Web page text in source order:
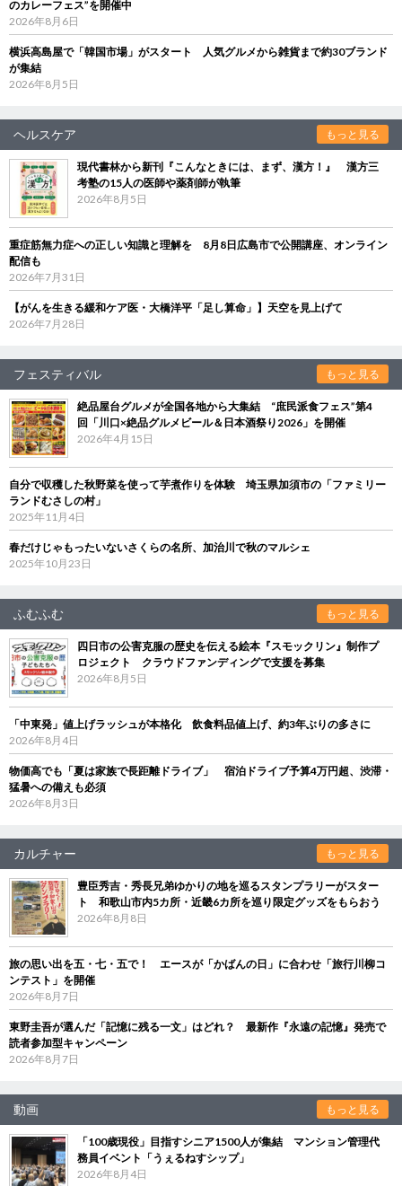
のカレーフェス”を開催中
2026年8月6日
横浜高島屋で「韓国市場」がスタート 人気グルメから雑貨まで約30ブランド
が集結
2026年8月5日
ヘルスケア もっと見る
現代書林から新刊『こんなときには、まず、漢方！』 漢方三
考塾の15人の医師や薬剤師が執筆
2026年8月5日
重症筋無力症への正しい知識と理解を 8月8日広島市で公開講座、オンライン
配信も
2026年7月31日
【がんを生きる緩和ケア医・大橋洋平「足し算命」】天空を見上げて
2026年7月28日
フェスティバル もっと見る
絶品屋台グルメが全国各地から大集結 “庶民派食フェス”第4
回「川口×絶品グルメビール＆日本酒祭り2026」を開催
2026年4月15日
自分で収穫した秋野菜を使って芋煮作りを体験 埼玉県加須市の「ファミリー
ランドむさしの村」
2025年11月4日
春だけじゃもったいないさくらの名所、加治川で秋のマルシェ
2025年10月23日
ふむふむ もっと見る
四日市の公害克服の歴史を伝える絵本『スモックリン』制作プ
ロジェクト クラウドファンディングで支援を募集
2026年8月5日
「中東発」値上げラッシュが本格化 飲食料品値上げ、約3年ぶりの多さに
2026年8月4日
物価高でも「夏は家族で長距離ドライブ」 宿泊ドライブ予算4万円超、渋滞・
猛暑への備えも必須
2026年8月3日
カルチャー もっと見る
豊臣秀吉・秀長兄弟ゆかりの地を巡るスタンプラリーがスター
ト 和歌山市内5カ所・近畿6カ所を巡り限定グッズをもらおう
2026年8月8日
旅の思い出を五・七・五で！ エースが「かばんの日」に合わせ「旅行川柳コ
ンテスト」を開催
2026年8月7日
東野圭吾が選んだ「記憶に残る一文」はどれ？ 最新作『永遠の記憶』発売で
読者参加型キャンペーン
2026年8月7日
動画 もっと見る
「100歳現役」目指すシニア1500人が集結 マンション管理代
務員イベント「うぇるねすシップ」
2026年8月4日